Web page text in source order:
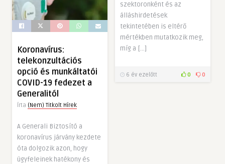
szektoronként és az
álláshirdetések
tekintetében is eltérő
mértékben mutatkozik meg,
míg a […]
6 év ezelőtt 0 0
Koronavírus:
telekonzultációs
opció és munkáltatói
COVID-19 fedezet a
Generalitól
Írta (Nem) Titkolt Hírek
A Generali Biztosító a
koronavírus járvány kezdete
óta dolgozik azon, hogy
ügyfeleinek hatékony és